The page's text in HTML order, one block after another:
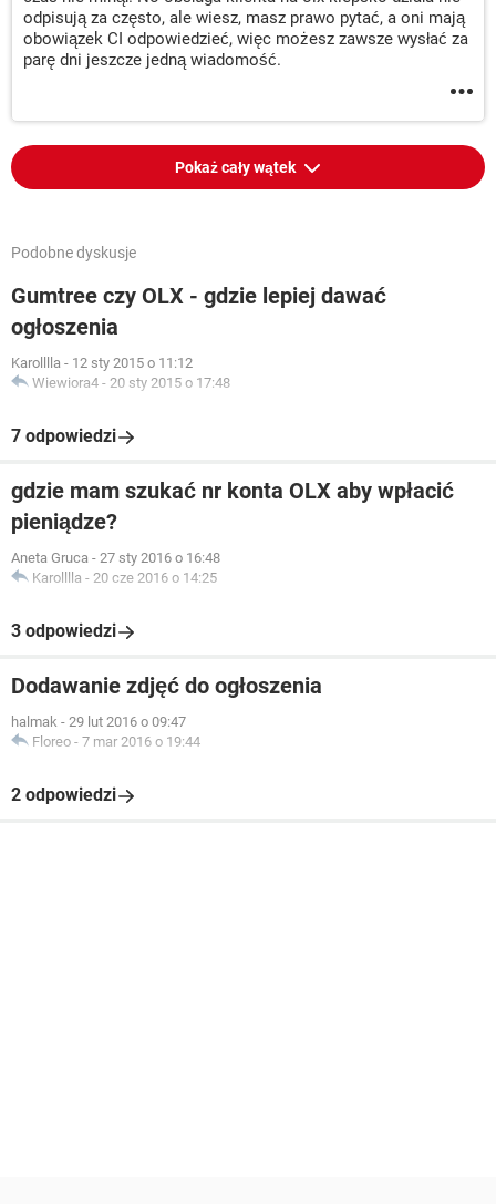
odpisują za często, ale wiesz, masz prawo pytać, a oni mają
obowiązek CI odpowiedzieć, więc możesz zawsze wysłać za
parę dni jeszcze jedną wiadomość.
Pokaż cały wątek
Podobne dyskusje
Gumtree czy OLX - gdzie lepiej dawać
ogłoszenia
Karolllla - 12 sty 2015 o 11:12
Wiewiora4 - 20 sty 2015 o 17:48
7 odpowiedzi
gdzie mam szukać nr konta OLX aby wpłacić
pieniądze?
Aneta Gruca - 27 sty 2016 o 16:48
Karolllla - 20 cze 2016 o 14:25
3 odpowiedzi
Dodawanie zdjęć do ogłoszenia
halmak - 29 lut 2016 o 09:47
Floreo - 7 mar 2016 o 19:44
2 odpowiedzi